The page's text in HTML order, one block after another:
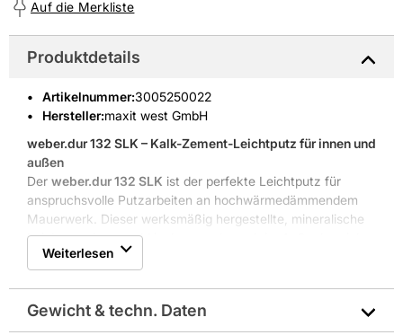
Auf die Merkliste
Produktdetails
Artikelnummer:3005250022
Hersteller:maxit west GmbH
weber.dur 132 SLK – Kalk-Zement-Leichtputz für innen und
außen
Der weber.dur 132 SLK ist der perfekte Leichtputz für
anspruchsvolle Putzarbeiten an hochwärmedämmendem
Mauerwerk. Dieser werksmäßig hergestellte, mineralische
Leichtputz ist sowohl im Innen- als auch im Außenbereich
vielseitig einsetzbar und bietet optimale Haftung auf
Mauerwerk. Ob als Basis für mineralische oder organische
Oberputze oder als Einlagenputz im Innenbereich mit
lösungsmittelfreiem Anstrich – der
liefert immer verlässliche Ergebnisse.
Weiterlesen
Gewicht & techn. Daten